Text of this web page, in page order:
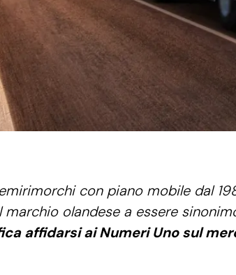
con piano mobile dal
olandese a essere
affidarsi ai Numeri Uno sul